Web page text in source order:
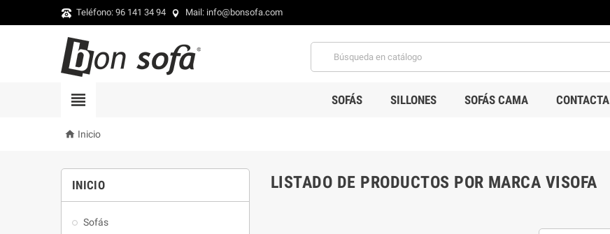
Teléfono: 96 141 34 94 Mail: info@bonsofa.com
 SOFÁS SILLONES SOFÁS CAMA CONTACTA
 Inicio
INICIO
Sofás
LISTADO DE PRODUCTOS POR MARCA VISOFA